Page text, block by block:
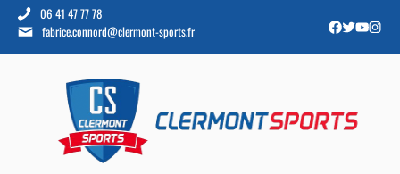
06 41 47 77 78
fabrice.connord@clermont-sports.fr